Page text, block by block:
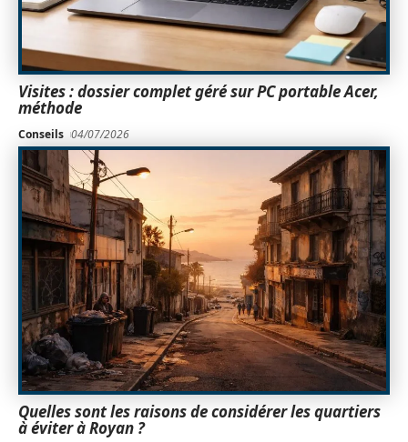
Visites : dossier complet géré sur PC portable Acer,
méthode
Conseils 04/07/2026
Quelles sont les raisons de considérer les quartiers
à éviter à Royan ?